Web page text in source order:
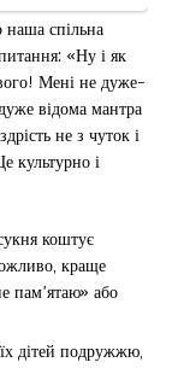
спільна
«Ну і як
Мені не дуже-
відома мантра
не з чуток і
культурно і
коштує
краще
пам’ятаю» або
дітей подружжю,